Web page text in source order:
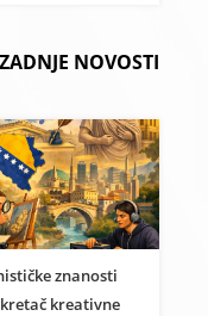
NOVOSTI
znanosti
kreativne